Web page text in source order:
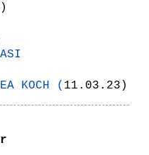
KOCH ( 11.03.23)